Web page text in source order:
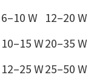
6–10 W 12–20 W
10–15 W20–35 W
12–25 W25–50 W